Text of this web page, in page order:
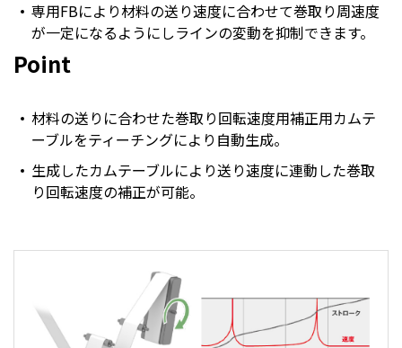
専用FBにより材料の送り速度に合わせて巻取り周速度
が一定になるようにしラインの変動を抑制できます。
Point
材料の送りに合わせた巻取り回転速度用補正用カムテ
ーブルをティーチングにより自動生成。
生成したカムテーブルにより送り速度に連動した巻取
り回転速度の補正が可能。